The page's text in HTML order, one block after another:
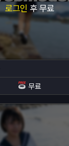
로그인 후 무료
무료